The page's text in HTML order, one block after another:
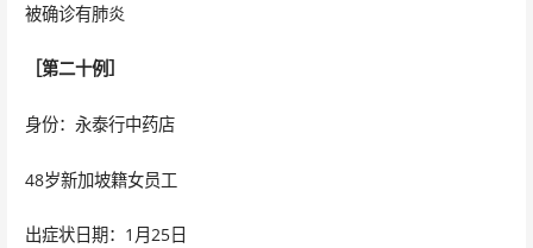
被确诊有肺炎
［第二十例］
身份：永泰行中药店
48岁新加坡籍女员工
出症状日期：1月25日